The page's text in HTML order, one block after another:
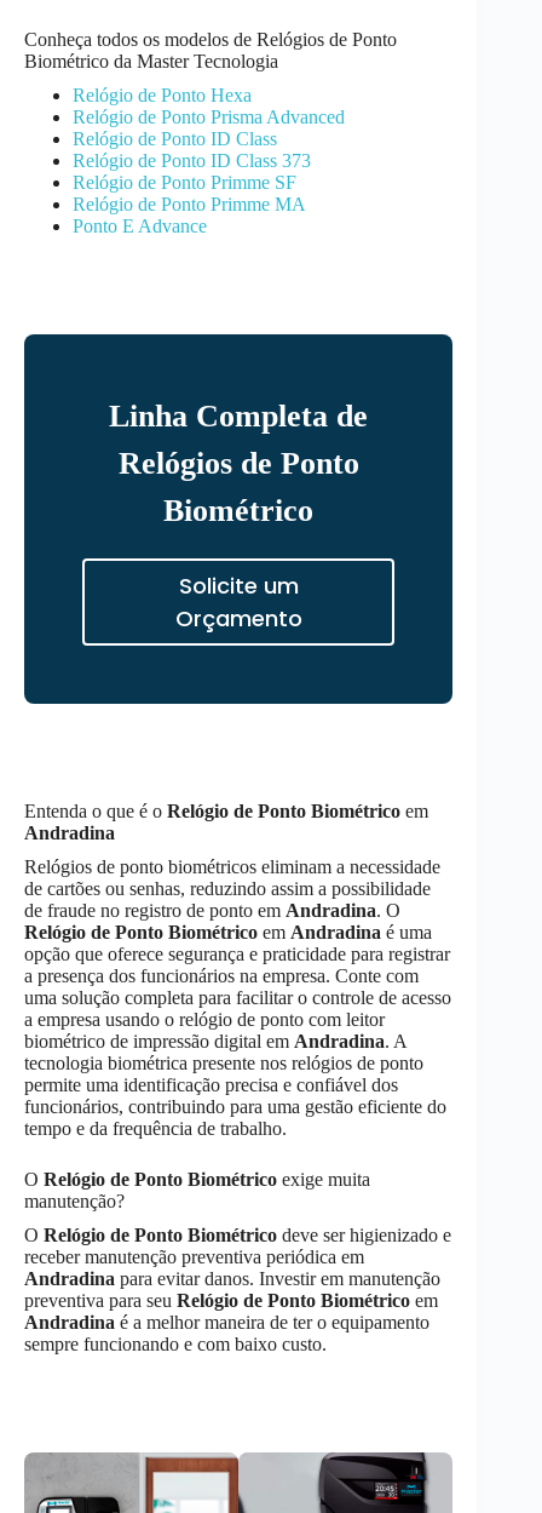
Conheça todos os modelos de Relógios de Ponto
Biométrico da Master Tecnologia
Relógio de Ponto Hexa
Relógio de Ponto Prisma Advanced
Relógio de Ponto ID Class
Relógio de Ponto ID Class 373
Relógio de Ponto Primme SF
Relógio de Ponto Primme MA
Ponto E Advance
Linha Completa de
Relógios de Ponto
Biométrico
Solicite um
Orçamento
Entenda o que é o Relógio de Ponto Biométrico em
Andradina
Relógios de ponto biométricos eliminam a necessidade
de cartões ou senhas, reduzindo assim a possibilidade
de fraude no registro de ponto em Andradina. O
Relógio de Ponto Biométrico em Andradina é uma
opção que oferece segurança e praticidade para registrar
a presença dos funcionários na empresa. Conte com
uma solução completa para facilitar o controle de acesso
a empresa usando o relógio de ponto com leitor
biométrico de impressão digital em Andradina. A
tecnologia biométrica presente nos relógios de ponto
permite uma identificação precisa e confiável dos
funcionários, contribuindo para uma gestão eficiente do
tempo e da frequência de trabalho.
O Relógio de Ponto Biométrico exige muita
manutenção?
O Relógio de Ponto Biométrico deve ser higienizado e
receber manutenção preventiva periódica em
Andradina para evitar danos. Investir em manutenção
preventiva para seu Relógio de Ponto Biométrico em
Andradina é a melhor maneira de ter o equipamento
sempre funcionando e com baixo custo.